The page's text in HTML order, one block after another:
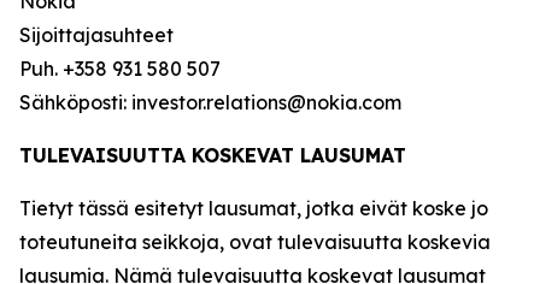
Sijoittajasuhteet
Puh. +358 931 580 507
Sähköposti: investor.relations@nokia.com
TULEVAISUUTTA KOSKEVAT LAUSUMAT
Tietyt tässä esitetyt lausumat, jotka eivät koske jo
toteutuneita seikkoja, ovat tulevaisuutta koskevia
lausumia. Nämä tulevaisuutta koskevat lausumat